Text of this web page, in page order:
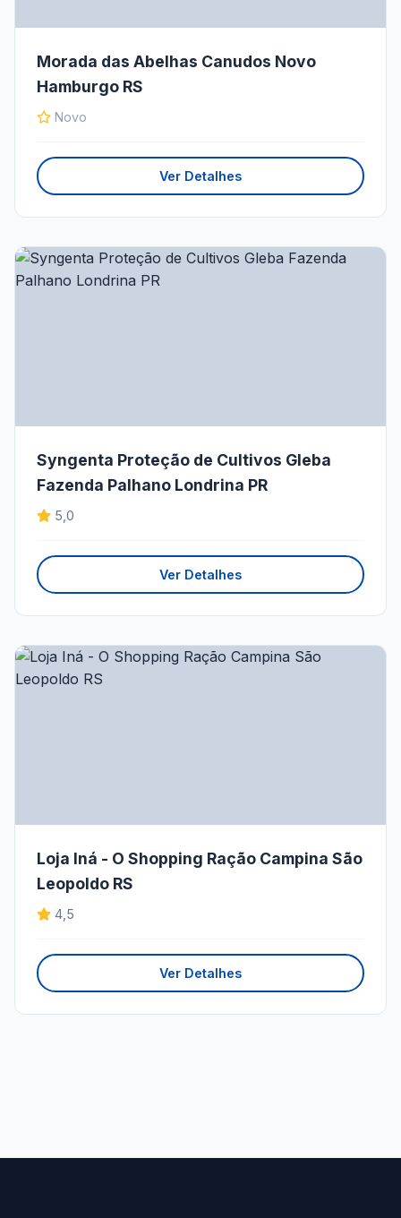
Morada das Abelhas Canudos Novo
Hamburgo RS
Novo
Ver Detalhes
Syngenta Proteção de Cultivos Gleba
Fazenda Palhano Londrina PR
5,0
Ver Detalhes
Loja Iná - O Shopping Ração Campina São
Leopoldo RS
4,5
Ver Detalhes